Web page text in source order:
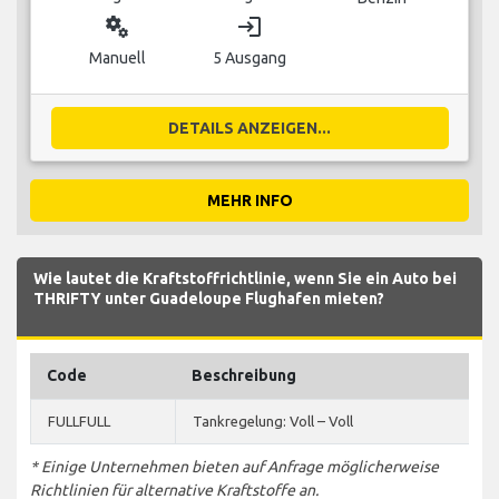
miscellaneous_services
Manuell
login
5 Ausgang
DETAILS ANZEIGEN...
MEHR INFO
Wie lautet die Kraftstoffrichtlinie, wenn Sie ein Auto bei
THRIFTY unter Guadeloupe Flughafen mieten?
Code Beschreibung
FULLFULL Tankregelung: Voll – Voll
* Einige Unternehmen bieten auf Anfrage möglicherweise
Richtlinien für alternative Kraftstoffe an.